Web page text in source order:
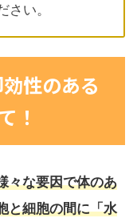
い。
性のある
！
々な要因で体のあ
と細胞の間に「水